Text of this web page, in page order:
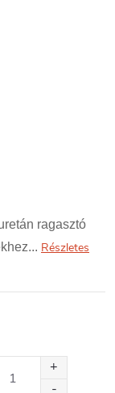
ragasztó
Részletes